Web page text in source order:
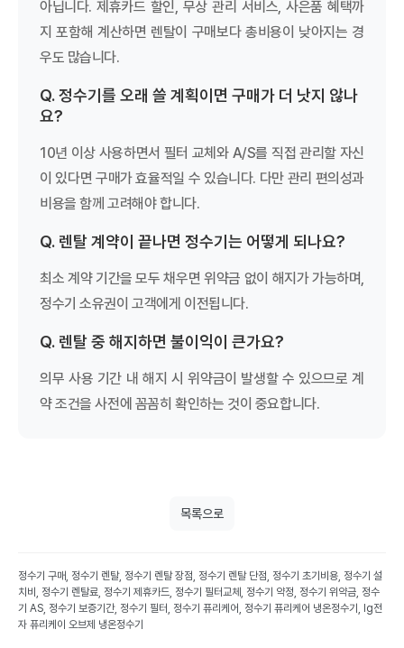
아닙니다. 제휴카드 할인, 무상 관리 서비스, 사은품 혜택까
지 포함해 계산하면 렌탈이 구매보다 총비용이 낮아지는 경
우도 많습니다.
Q. 정수기를 오래 쓸 계획이면 구매가 더 낫지 않나
요?
10년 이상 사용하면서 필터 교체와 A/S를 직접 관리할 자신
이 있다면 구매가 효율적일 수 있습니다. 다만 관리 편의성과
비용을 함께 고려해야 합니다.
Q. 렌탈 계약이 끝나면 정수기는 어떻게 되나요?
최소 계약 기간을 모두 채우면 위약금 없이 해지가 가능하며,
정수기 소유권이 고객에게 이전됩니다.
Q. 렌탈 중 해지하면 불이익이 큰가요?
의무 사용 기간 내 해지 시 위약금이 발생할 수 있으므로 계
약 조건을 사전에 꼼꼼히 확인하는 것이 중요합니다.
목록으로
정수기 구매, 정수기 렌탈, 정수기 렌탈 장점, 정수기 렌탈 단점, 정수기 초기비용, 정수기 설
치비, 정수기 렌탈료, 정수기 제휴카드, 정수기 필터교체, 정수기 약정, 정수기 위약금, 정수
기 AS, 정수기 보증기간, 정수기 필터, 정수기 퓨리케어, 정수기 퓨리케어 냉온정수기, lg전
자 퓨리케이 오브제 냉온정수기